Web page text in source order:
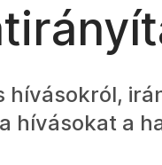
hívásokat a